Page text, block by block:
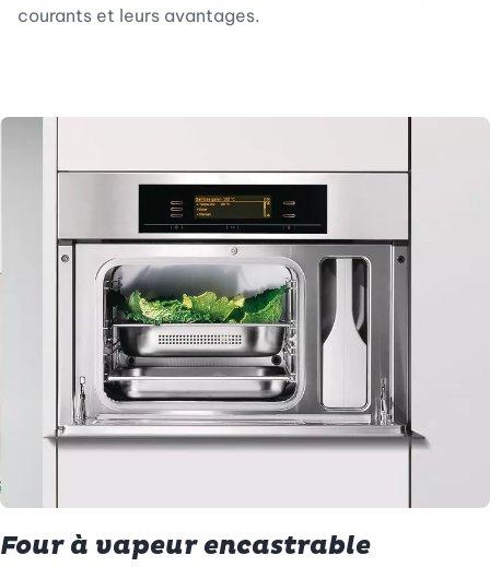
courants et leurs avantages.
Four à vapeur encastrable